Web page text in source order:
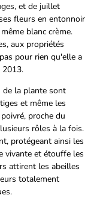
et de juillet
fleurs en entonnoir
blanc crème.
aux propriétés
pour rien qu'elle a
2013.
de la plante sont
et même les
proche du
rôles à la fois.
protégeant ainsi les
vivante et étouffe les
attirent les abeilles
totalement